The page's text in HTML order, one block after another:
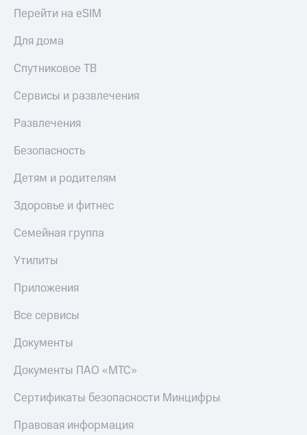
Перейти на eSIM
Для дома
Спутниковое ТВ
Сервисы и развлечения
Развлечения
Безопасность
Детям и родителям
Здоровье и фитнес
Семейная группа
Утилиты
Приложения
Все сервисы
Документы
Документы ПАО «МТС»
Сертификаты безопасности Минцифры
Правовая информация